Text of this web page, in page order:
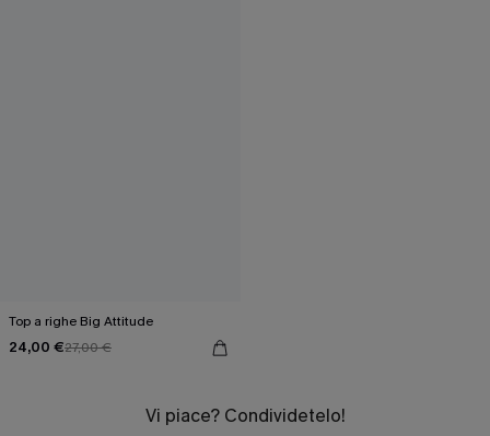
Top a righe Big Attitude
24,00 €27,00 €
Vi piace? Condividetelo!